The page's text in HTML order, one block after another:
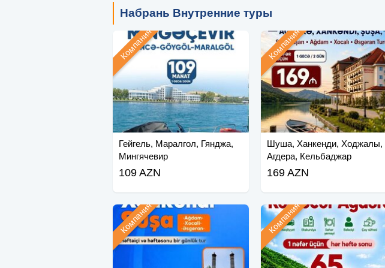
Набрань Внутренние туры
Гейгель, Маралгол, Гянджа,
Мингячевир
Компания
109 AZN
Шуша, Ханкенди, Ходжалы,
Агдера, Кельбаджар
Компания
169 AZN
Компания Компания